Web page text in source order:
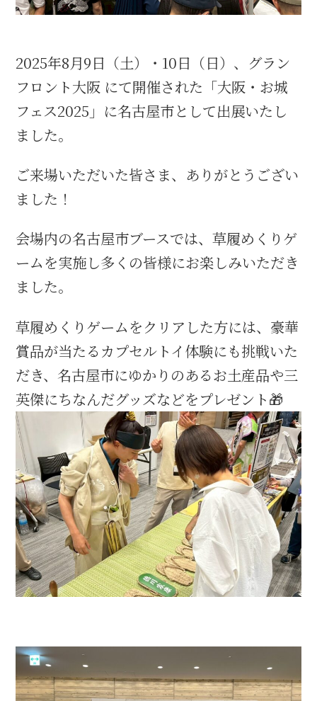
信長関連 史跡 一覧
信長グルメ・土産一覧
信長攻路
家康関連 史跡 一覧
家康グルメ・土産 一覧
名古屋＜家康＞観光モデルコース
前田利家と名古屋の関係
利家関連 史跡 一覧
犬千代ルート
加藤清正と名古屋の関係
清正関連 史跡 一覧
2025年8月9日（土）・10日（日）、グラン
フロント大阪 にて開催された「大阪・お城
フェス2025」に名古屋市として出展いたし
ました。
ご来場いただいた皆さま、ありがとうござい
ました！
会場内の名古屋市ブースでは、草履めくりゲ
ームを実施し多くの皆様にお楽しみいただき
ました。
草履めくりゲームをクリアした方には、豪華
賞品が当たるカプセルトイ体験にも挑戦いた
だき、名古屋市にゆかりのあるお土産品や三
英傑にちなんだグッズなどをプレゼント🎁